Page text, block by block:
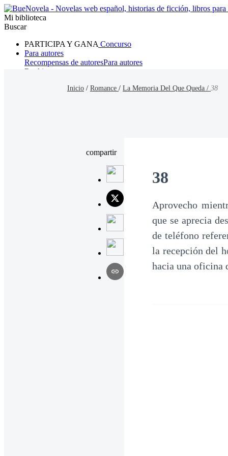
Mi biblioteca
Buscar
PARTICIPA Y GANA Concurso
Para autores
Recompensas de autoresPara autores
Ranking
Inicio / Romance / La Memoria Del Que Queda / 38
compartir
38
Aprovecho
que se aprecia
de teléfono
la recepción del
hacia una oficina